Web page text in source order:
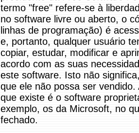
termo "free" refere-se à
no software livre ou aberto, o
linhas de programação) é
e, portanto, qualquer usuário
copiar, estudar, modificar e
acordo com as suas
este software. Isto não
que ele não possa ser vendido.
que existe é o software
exemplo, os da Microsoft, no
fechado.